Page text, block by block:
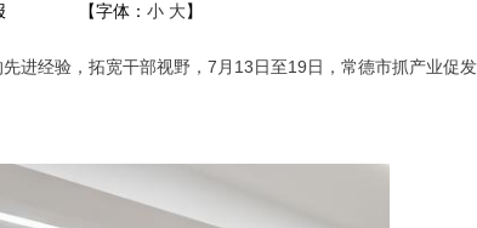
【字体： 小 大】
进经验，拓宽干部视野，7月13日至19日，常德市抓产业促发